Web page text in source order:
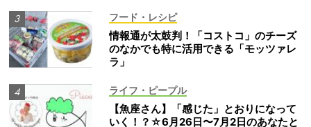
フード・レシピ
情報通が太鼓判！「コストコ」のチーズ
のなかでも特に活用できる「モッツァレ
ラ」
ライフ・ピープル
【魚座さん】「感じた」とおりになって
いく！？☆6月26日〜7月2日のあなたと